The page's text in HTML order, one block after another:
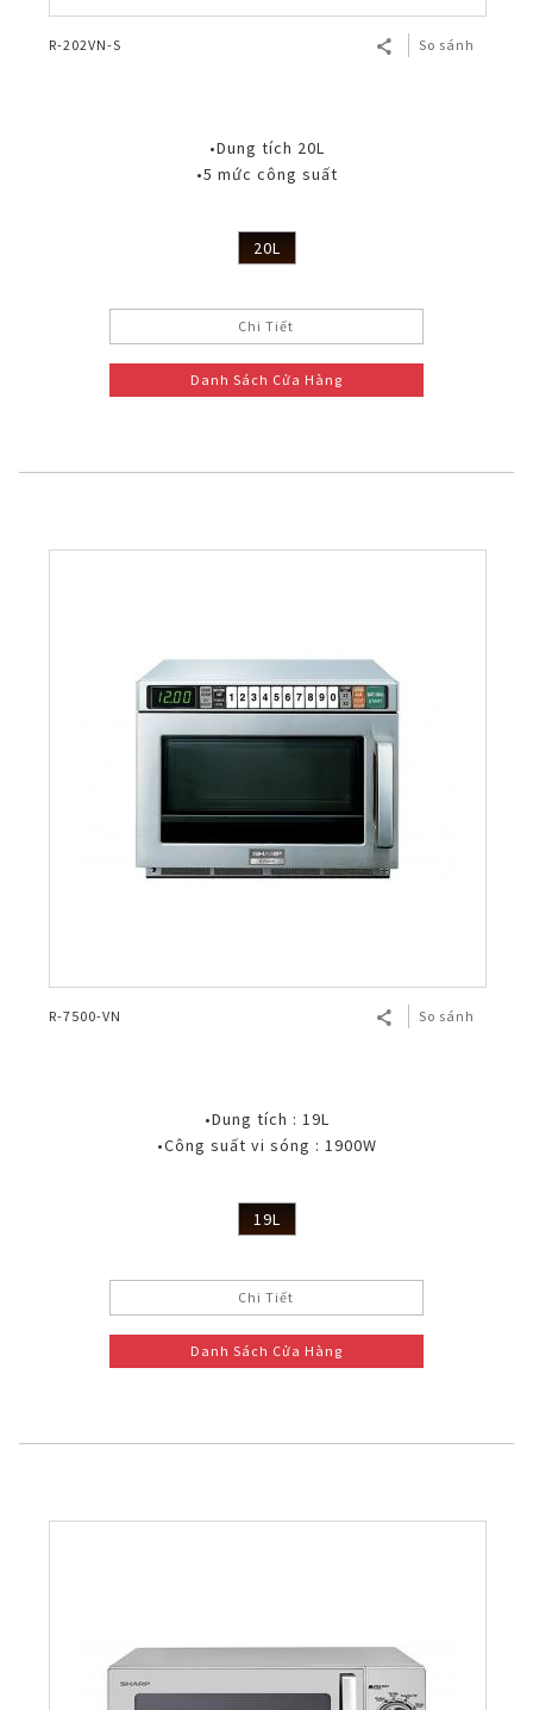
R-202VN-S So sánh
•Dung tích 20L
•5 mức công suất
20L
Chi Tiết
Danh Sách Cửa Hàng
R-7500-VN So sánh
•Dung tích : 19L
•Công suất vi sóng : 1900W
19L
Chi Tiết
Danh Sách Cửa Hàng